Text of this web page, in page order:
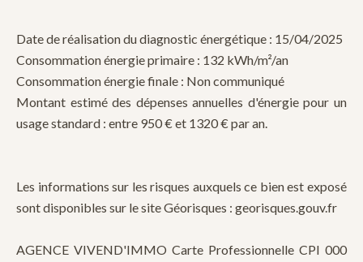
Date de réalisation du diagnostic énergétique : 15/04/2025
Consommation énergie primaire : 132 kWh/m²/an
Consommation énergie finale : Non communiqué
Montant estimé des dépenses annuelles d'énergie pour un
usage standard : entre 950 € et 1320 € par an.
Les informations sur les risques auxquels ce bien est exposé
sont disponibles sur le site Géorisques : georisques.gouv.fr
AGENCE VIVEND'IMMO Carte Professionnelle CPI 000